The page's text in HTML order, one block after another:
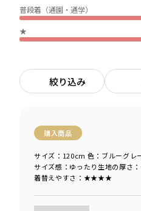
普段着（通園・通学）
★
絞り込み
購入商品
サイズ感 ：ゆったり 生地の厚さ
着替えやすさ ：★★★★
サイズ：120cm 色：ブルーグレ